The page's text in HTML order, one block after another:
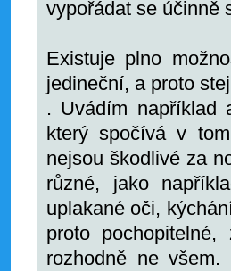
vypořádat se účinně
Existuje plno
jedineční, a proto
. Uvádím například
který spočívá v
nejsou škodlivé za
různé, jako
uplakané oči,
proto
rozhodně ne